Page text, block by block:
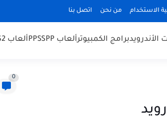
الاستخدام من نحن اتصل بنا
الأندرويدبرامج الكمبيوترألعاب PPSSPP ألعاب PS2
0